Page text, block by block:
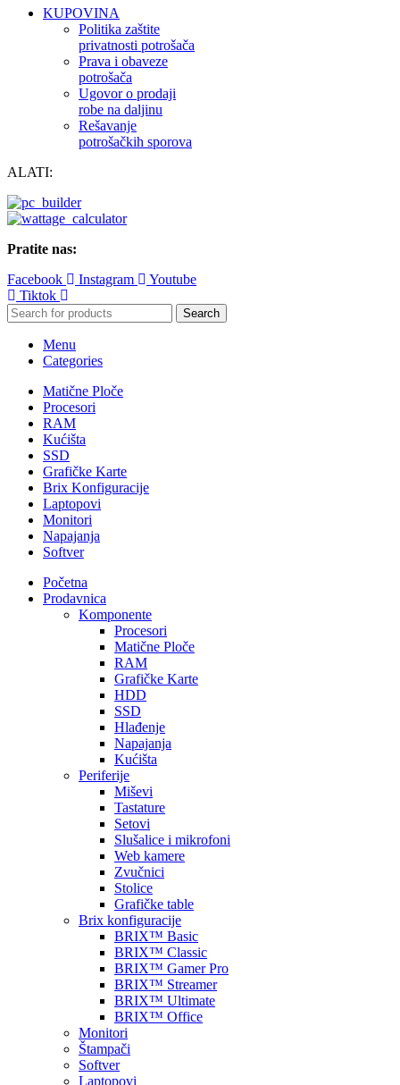
KUPOVINA
Politika zaštite
privatnosti potrošača
Prava i obaveze
potrošača
Ugovor o prodaji
robe na daljinu
Rešavanje
potrošačkih sporova
ALATI:
Pratite nas:
Facebook
Instagram
Youtube
Tiktok
Search
Menu
Categories
Matične Ploče
Procesori
RAM
Kućišta
SSD
Grafičke Karte
Brix Konfiguracije
Laptopovi
Monitori
Napajanja
Softver
Početna
Prodavnica
Komponente
Procesori
Matične Ploče
RAM
Grafičke Karte
HDD
SSD
Hlađenje
Napajanja
Kućišta
Periferije
Miševi
Tastature
Setovi
Slušalice i mikrofoni
Web kamere
Zvučnici
Stolice
Grafičke table
Brix konfiguracije
BRIX™ Basic
BRIX™ Classic
BRIX™ Gamer Pro
BRIX™ Streamer
BRIX™ Ultimate
BRIX™ Office
Monitori
Štampači
Softver
Laptopovi